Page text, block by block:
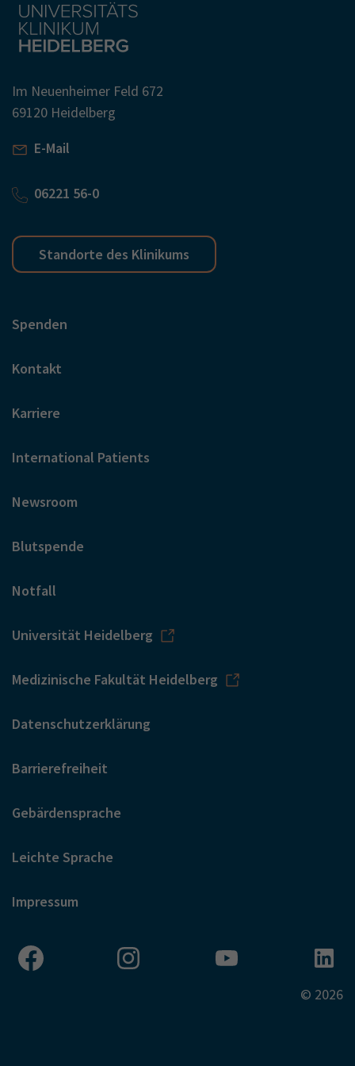
Im Neuenheimer Feld 672
69120 Heidelberg
E-Mail
06221 56-0
Standorte des Klinikums
Spenden
Kontakt
Karriere
International Patients
Newsroom
Blutspende
Notfall
Universität Heidelberg
Medizinische Fakultät Heidelberg
Datenschutzerklärung
Barrierefreiheit
Gebärdensprache
Leichte Sprache
Impressum
© 2026